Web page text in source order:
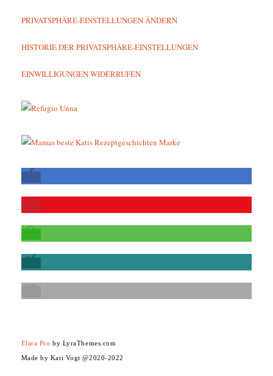
PRIVATSPHÄRE-EINSTELLUNGEN ÄNDERN
HISTORIE DER PRIVATSPHÄRE-EINSTELLUNGEN
EINWILLIGUNGEN WIDERRUFEN
Elara Pro by LyraThemes.com
Made by Kati Vogt @2020-2022